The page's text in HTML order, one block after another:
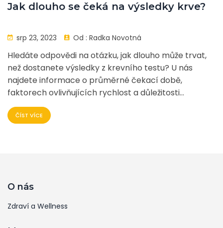
Jak dlouho se čeká na výsledky krve?
srp 23, 2023 Od : Radka Novotná
Hledáte odpovědi na otázku, jak dlouho může trvat,
než dostanete výsledky z krevního testu? U nás
najdete informace o průměrné čekací době,
faktorech ovlivňujících rychlost a důležitosti
výsledků krve. Ponořte se do světa zdravotnictví se
mnou a odhalíme společně vše, co potřebujete
ČÍST VÍCE
O nás
Zdraví a Wellness